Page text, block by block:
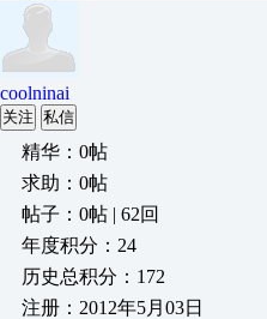
coolninai
关注 私信
精华：0帖
求助：0帖
帖子：0帖 | 62回
年度积分：24
历史总积分：172
注册：2012年5月03日